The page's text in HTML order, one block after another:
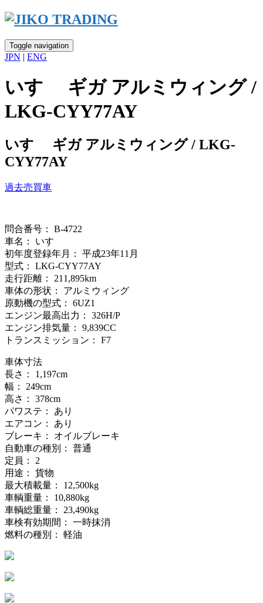
Skip
content
Toggle navigation
JPN | ENG
いすゞ ギガ アルミウィング /
LKG-CYY77AY
いすゞ ギガ アルミウィング / LKG-
CYY77AY
過去売買車
問合番号： B-4722
車名： いすゞ
初年度登録年月： 平成23年11月
型式： LKG-CYY77AY
走行距離： 211,895km
車体の形状： アルミウィング
原動機の型式： 6UZ1
エンジン最高出力： 326H/P
エンジン排気量： 9,839CC
トランスミッション： F7
車体寸法
長さ： 1,197cm
幅： 249cm
高さ： 378cm
パワステ： あり
エアコン： あり
ブレーキ： オイルブレーキ
自動車の種別： 普通
定員： 2
用途： 貨物
最大積載量： 12,500kg
車輌重量： 10,880kg
車輌総重量： 23,490kg
車検有効期間： 一時抹消
燃料の種別： 軽油